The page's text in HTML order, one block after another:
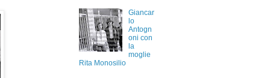
Giancar
lo
Antogn
oni con
la
moglie
Rita Monosilio